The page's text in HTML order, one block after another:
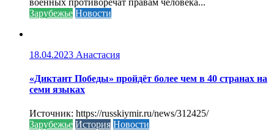
военных противоречат правам человека...
Зарубежье Новости
18.04.2023 Анастасия
«Диктант Победы» пройдёт более чем в 40 странах на
семи языках
Источник: https://russkiymir.ru/news/312425/
Зарубежье История Новости